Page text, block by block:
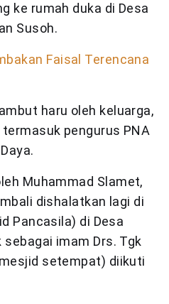
ke rumah duka di Desa
Susoh.
Faisal Terencana
haru oleh keluarga,
pengurus PNA
Muhammad Slamet,
dishalatkan lagi di
Pancasila) di Desa
sebagai imam Drs. Tgk
setempat) diikuti